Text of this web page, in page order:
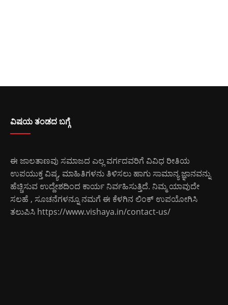
ವಿಷಯ ತಂಡದ ಬಗ್ಗೆ
ಈ ಜಾಲತಾಣವು ಸಮಾಜದ ಎಲ್ಲ ವರ್ಗದವರಿಗೆ ವಿವಿಧ ರೀತಿಯ
ಉಪಯುಕ್ತ ವಿಷ್ಯ, ಮಾಹಿತಿಗಳನು ತಿಳಿಸಲು ಹಾಗು ಸಾಮಾನ್ಯ ಜ್ಞಾನವನ್ನು
ಹೆಚ್ಚಿಸುವ ಉದ್ದೇಶದಿಂದ ಕಾರ್ಯ ನಿರ್ವಹಿಸುತ್ತಿದೆ. ನಿಮ್ಮ ಯಾವುದೇ
ಸಲಹೆ , ಸೂಚನೆಗಳನ್ನೂ ನಮಗೆ ಈ ಕೆಳಗಿನ ಲಿಂಕ್ ಉಪಯೋಗಿಸಿ
ತಲುಪಿಸಿ https://www.vishaya.in/contact-us/